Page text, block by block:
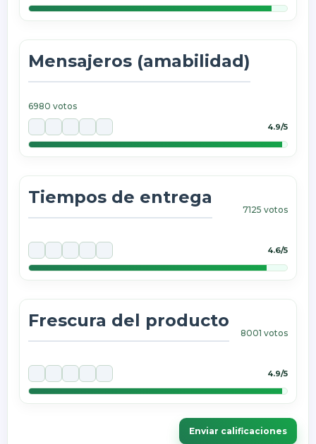
Mensajeros (amabilidad)
6980 votos
4.9/5
Tiempos de entrega
7125 votos
4.6/5
Frescura del producto
8001 votos
4.9/5
Enviar calificaciones